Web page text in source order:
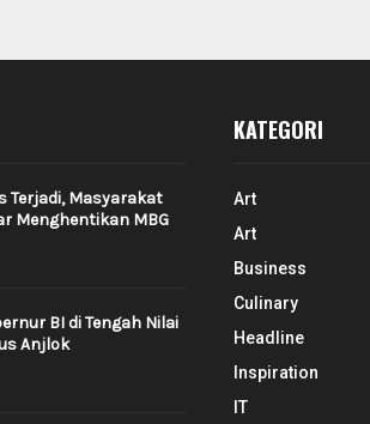
Terjadi, Masyarakat
Menghentikan MBG
BI di Tengah Nilai
Anjlok
KATEGORI
Art
Art
Business
Culinary
Headline
Inspiration
IT